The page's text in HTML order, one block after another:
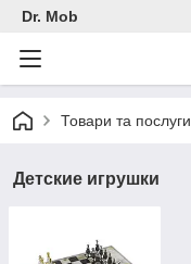
Dr. Mob
Товари та послуги
Детские игрушки